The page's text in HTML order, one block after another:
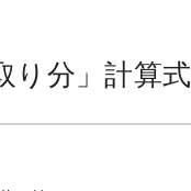
り分」計算式